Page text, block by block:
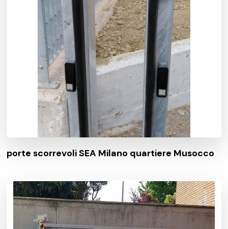
porte scorrevoli SEA Milano quartiere Musocco